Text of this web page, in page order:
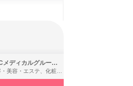
SBCメディカルグループ株式会社